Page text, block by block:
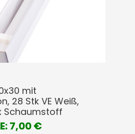
mit
28 Stk VE Weiß,
Schaumstoff
7,00 €